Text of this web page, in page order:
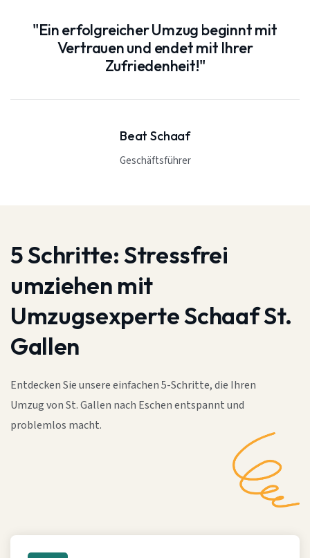
"Ein erfolgreicher Umzug beginnt mit
Vertrauen und endet mit Ihrer
Zufriedenheit!"
Beat Schaaf
Geschäftsführer
5 Schritte:Stressfrei
umziehen mit
Umzugsexperte Schaaf St.
Gallen
Entdecken Sie unsere einfachen 5-Schritte, die Ihren
Umzug von St. Gallen nach Eschen entspannt und
problemlos macht.